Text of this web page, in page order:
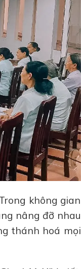
không gian
nâng đỡ nhau
thánh hoá mọi